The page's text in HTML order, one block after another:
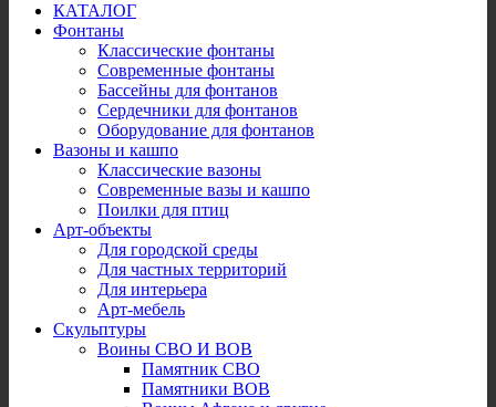
КАТАЛОГ
Фонтаны
Классические фонтаны
Современные фонтаны
Бассейны для фонтанов
Сердечники для фонтанов
Оборудование для фонтанов
Вазоны и кашпо
Классические вазоны
Современные вазы и кашпо
Поилки для птиц
Арт-объекты
Для городской среды
Для частных территорий
Для интерьера
Арт-мебель
Скульптуры
Воины СВО И ВОВ
Памятник СВО
Памятники ВОВ